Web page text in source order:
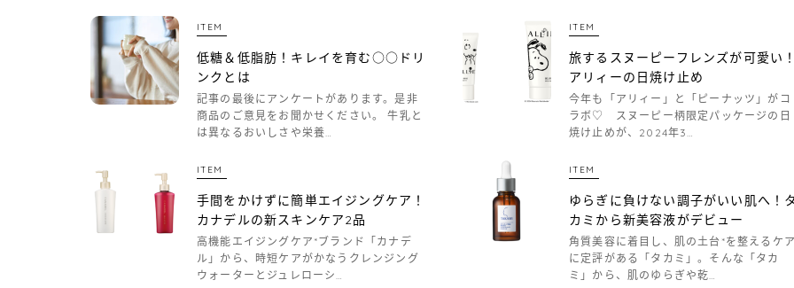
ITEM
低糖＆低脂肪！キレイを育む○○ドリ
ンクとは
記事の最後にアンケートがあります。是非
商品のご意見をお聞かせください。 牛乳と
は異なるおいしさや栄養…
ITEM
旅するスヌーピーフレンズが可愛い
アリィーの日焼け止め
今年も「アリィー」と「ピーナッツ」がコ
ラボ♡ スヌーピー柄限定パッケージの日
焼け止めが、2024年3…
ITEM
手間をかけずに簡単エイジングケア！
カナデルの新スキンケア2品
高機能エイジングケア*ブランド「カナデ
ル」から、時短ケアがかなうクレンジング
ウォーターとジュレローシ…
ITEM
ゆらぎに負けない調子がいい肌へ！
カミから新美容液がデビュー
角質美容に着目し、肌の土台*を整えるケ
に定評がある「タカミ」。そんな「タカ
ミ」から、肌のゆらぎや乾…